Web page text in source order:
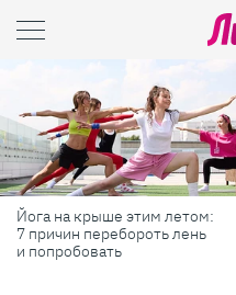
Готовь как шеф-повар: 6
профессиональных
секретов, которые помогут